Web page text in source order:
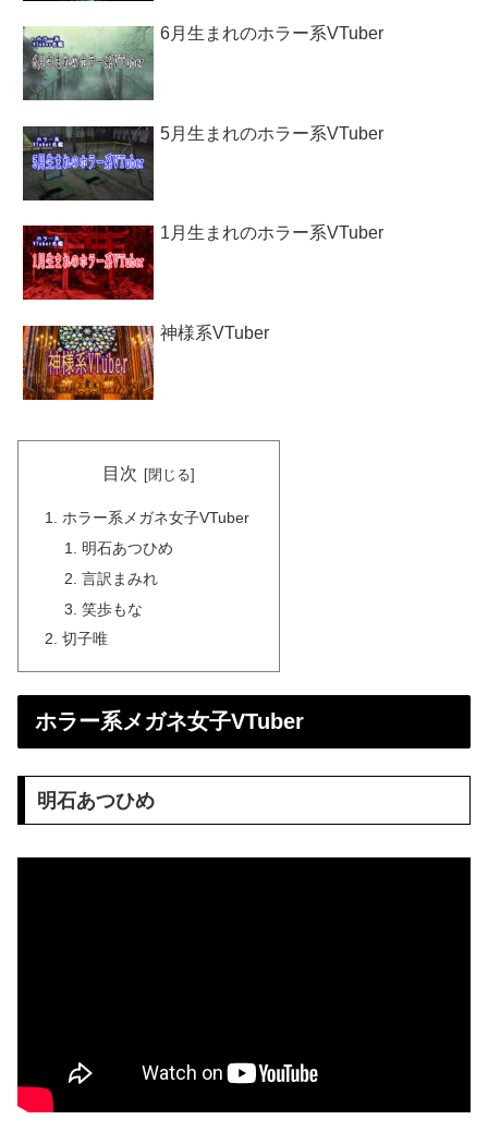
6月生まれのホラー系VTuber
5月生まれのホラー系VTuber
1月生まれのホラー系VTuber
神様系VTuber
目次
ホラー系メガネ女子VTuber
明石あつひめ
言訳まみれ
笑歩もな
切子唯
ホラー系メガネ女子VTuber
明石あつひめ